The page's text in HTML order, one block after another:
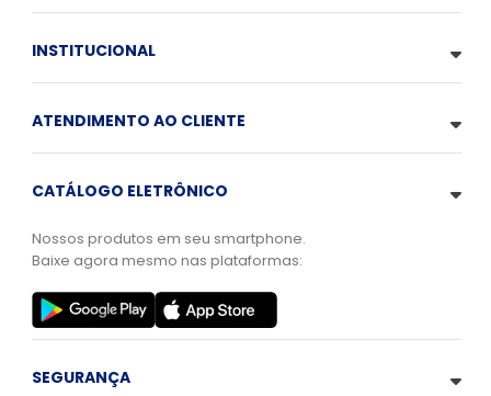
INSTITUCIONAL
ATENDIMENTO AO CLIENTE
CATÁLOGO ELETRÔNICO
Nossos produtos em seu smartphone.
Baixe agora mesmo nas plataformas:
SEGURANÇA